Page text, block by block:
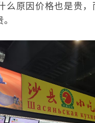
么原因价格也是贵，